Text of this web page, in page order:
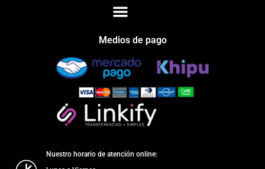
Medios de pago
Nuestro horario de atención online: